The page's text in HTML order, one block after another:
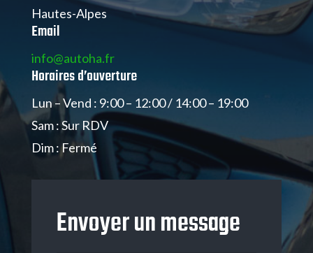
Hautes-Alpes
Email
info@autoha.fr
Horaires d’ouverture
Lun – Vend : 9:00 – 12:00 / 14:00 – 19:00
Sam : Sur RDV
Dim : Fermé
Envoyer un message